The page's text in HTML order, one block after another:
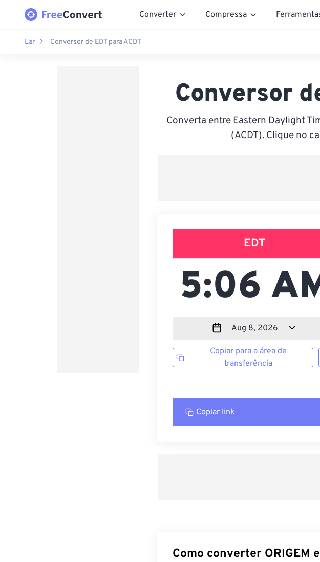
Converter Compressa
Lar Conversor de EDT para ACDT
Conversor
Converta entre Eastern Daylight
(ACDT). Clique no
EDT
Copiar para a área de
transferência
Copiar link
Como converter ORIGEM